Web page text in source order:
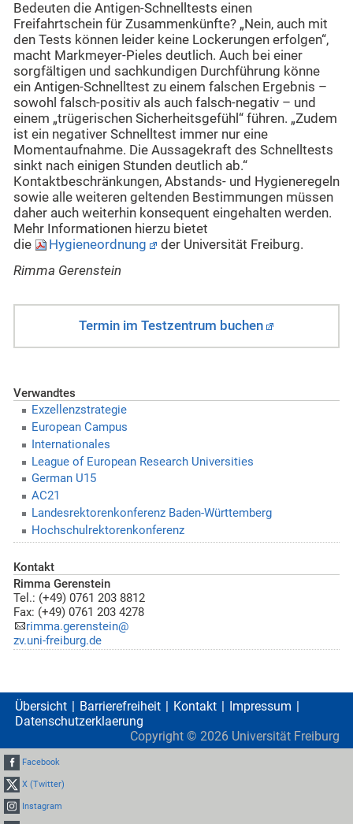
Bedeuten die Antigen-Schnelltests einen
Freifahrtschein für Zusammenkünfte? „Nein, auch mit
den Tests können leider keine Lockerungen erfolgen“,
macht Markmeyer-Pieles deutlich. Auch bei einer
sorgfältigen und sachkundigen Durchführung könne
ein Antigen-Schnelltest zu einem falschen Ergebnis –
sowohl falsch-positiv als auch falsch-negativ – und
einem „trügerischen Sicherheitsgefühl“ führen. „Zudem
ist ein negativer Schnelltest immer nur eine
Momentaufnahme. Die Aussagekraft des Schnelltests
sinkt nach einigen Stunden deutlich ab.“
Kontaktbeschränkungen, Abstands- und Hygieneregeln
sowie alle weiteren geltenden Bestimmungen müssen
daher auch weiterhin konsequent eingehalten werden.
Mehr Informationen hierzu bietet
die
Hygieneordnung
der Universität Freiburg.
Rimma Gerenstein
Termin im Testzentrum buchen
Verwandtes
Exzellenzstrategie
European Campus
Internationales
League of European Research Universities
German U15
AC21
Landesrektorenkonferenz Baden-Württemberg
Hochschulrektorenkonferenz
Kontakt
Rimma Gerenstein
Tel.: (+49) 0761 203 8812
Fax: (+49) 0761 203 4278
rimma.gerenstein@
zv.uni-freiburg.de
Übersicht Barrierefreiheit Kontakt
Impressum
Datenschutzerklaerung
Copyright © 2026 Universität Freiburg
Facebook
X (Twitter)
Instagram